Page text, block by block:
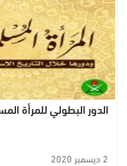
الدور البطولي للمرأة
2 ديسمبر 2020